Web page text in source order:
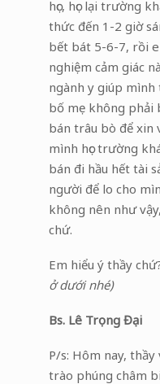
học, học lại trường
thức đến 1-2 giờ
bết bát 5-6-7, rồi
nghiệm cảm giác
ngành y giúp mình
bố mẹ không phải
bán trâu bò để xin
mình học trường
bán đi hầu hết tài
người để lo cho
không nên như
chứ.
Em hiểu ý thầy
ở dưới nhé)
Bs. Lê Trọng Đại
P/s: Hôm nay,
trào phúng châm